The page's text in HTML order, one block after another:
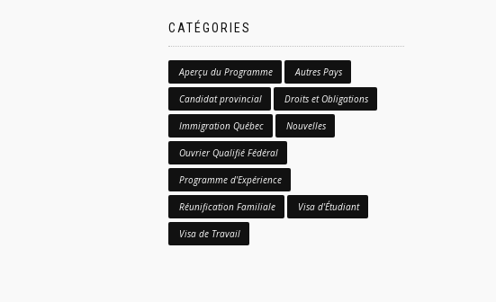
CATÉGORIES
Aperçu du Programme Autres Pays
Candidat provincial Droits et Obligations
Immigration Québec Nouvelles
Ouvrier Qualifié Fédéral
Programme d'Expérience
Réunification Familiale Visa d'Étudiant
Visa de Travail